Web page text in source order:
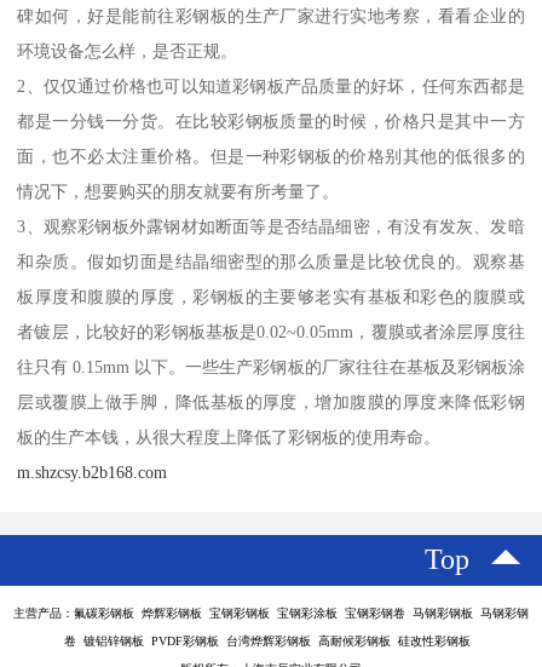
碑如何，好是能前往彩钢板的生产厂家进行实地考察，看看企业的
环境设备怎么样，是否正规。
2、仅仅通过价格也可以知道彩钢板产品质量的好坏，任何东西都是
都是一分钱一分货。在比较彩钢板质量的时候，价格只是其中一方
面，也不必太注重价格。但是一种彩钢板的价格别其他的低很多的
情况下，想要购买的朋友就要有所考量了。
3、观察彩钢板外露钢材如断面等是否结晶细密，有没有发灰、发暗
和杂质。假如切面是结晶细密型的那么质量是比较优良的。观察基
板厚度和腹膜的厚度，彩钢板的主要够老实有基板和彩色的腹膜或
者镀层，比较好的彩钢板基板是0.02~0.05mm，覆膜或者涂层厚度往
往只有 0.15mm 以下。一些生产彩钢板的厂家往往在基板及彩钢板涂
层或覆膜上做手脚，降低基板的厚度，增加腹膜的厚度来降低彩钢
板的生产本钱，从很大程度上降低了彩钢板的使用寿命。
m.shzcsy.b2b168.com
Top
主营产品：氟碳彩钢板 烨辉彩钢板 宝钢彩钢板 宝钢彩涂板 宝钢彩钢卷 马钢彩钢板 马钢彩钢
卷 镀铝锌钢板 PVDF彩钢板 台湾烨辉彩钢板 高耐候彩钢板 硅改性彩钢板